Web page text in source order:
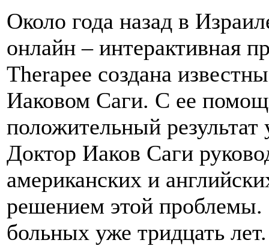
Около года назад в
онлайн – интерактивная
Therapee создана
Иаковом Саги. С ее
положительный результат
Доктор Иаков Саги
американских и
решением этой проблемы.
больных уже тридцать лет.